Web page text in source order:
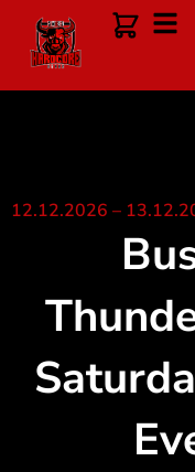
Inhalt
springen
12.12.2026 –